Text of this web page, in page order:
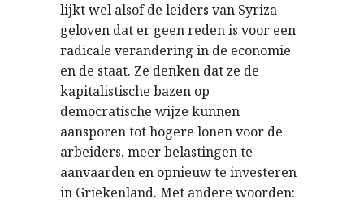
lijkt wel alsof de leiders van Syriza
geloven dat er geen reden is voor een
radicale verandering in de economie
en de staat. Ze denken dat ze de
kapitalistische bazen op
democratische wijze kunnen
aansporen tot hogere lonen voor de
arbeiders, meer belastingen te
aanvaarden en opnieuw te investeren
in Griekenland. Met andere woorden: